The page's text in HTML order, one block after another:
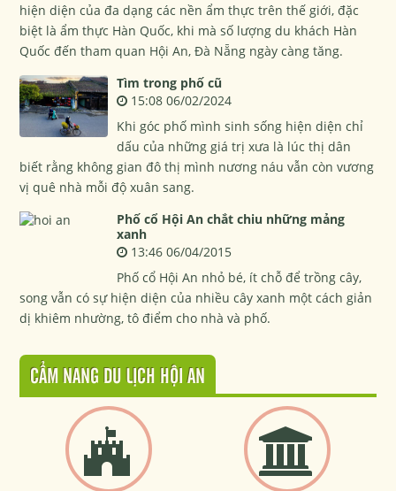
hiện diện của đa dạng các nền ẩm thực trên thế giới, đặc
biệt là ẩm thực Hàn Quốc, khi mà số lượng du khách Hàn
Quốc đến tham quan Hội An, Đà Nẵng ngày càng tăng.
Tìm trong phố cũ
15:08 06/02/2024
Khi góc phố mình sinh sống hiện diện chỉ
dấu của những giá trị xưa là lúc thị dân
biết rằng không gian đô thị mình nương náu vẫn còn vương
vị quê nhà mỗi độ xuân sang.
Phố cổ Hội An chắt chiu những mảng
xanh
13:46 06/04/2015
Phố cổ Hội An nhỏ bé, ít chỗ để trồng cây,
song vẫn có sự hiện diện của nhiều cây xanh một cách giản
dị khiêm nhường, tô điểm cho nhà và phố.
CẨM NANG DU LỊCH HỘI AN